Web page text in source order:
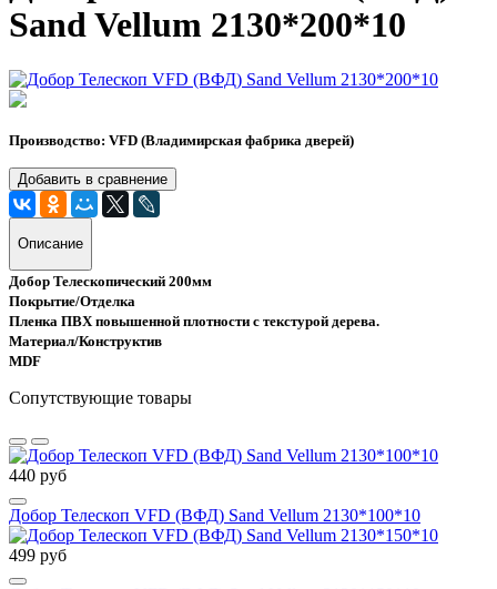
Sand Vellum 2130*200*10
Производство: VFD (Владимирская фабрика дверей)
Добавить в сравнение
Описание
Добор Телескопический 200мм
Покрытие/Отделка
Пленка ПВХ повышенной плотности с текстурой дерева.
Материал/Конструктив
MDF
Сопутствующие товары
440 руб
Добор Телескоп VFD (ВФД) Sand Vellum 2130*100*10
499 руб